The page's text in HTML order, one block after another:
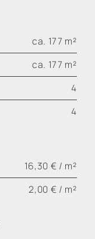
ca. 177 m²
ca. 177 m²
4
4
16,30 € / m²
2,00 € / m²